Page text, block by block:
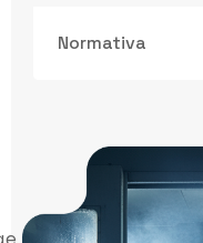
Normativa